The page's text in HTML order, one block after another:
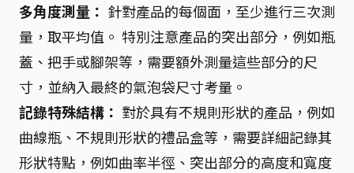
多角度測量： 針對產品的每個面，至少進行三次測
量，取平均值。 特別注意產品的突出部分，例如瓶
蓋、把手或腳架等，需要額外測量這些部分的尺
寸，並納入最終的氣泡袋尺寸考量。
記錄特殊結構： 對於具有不規則形狀的產品，例如
曲線瓶、不規則形狀的禮品盒等，需要詳細記錄其
形狀特點，例如曲率半徑、突出部分的高度和寬度